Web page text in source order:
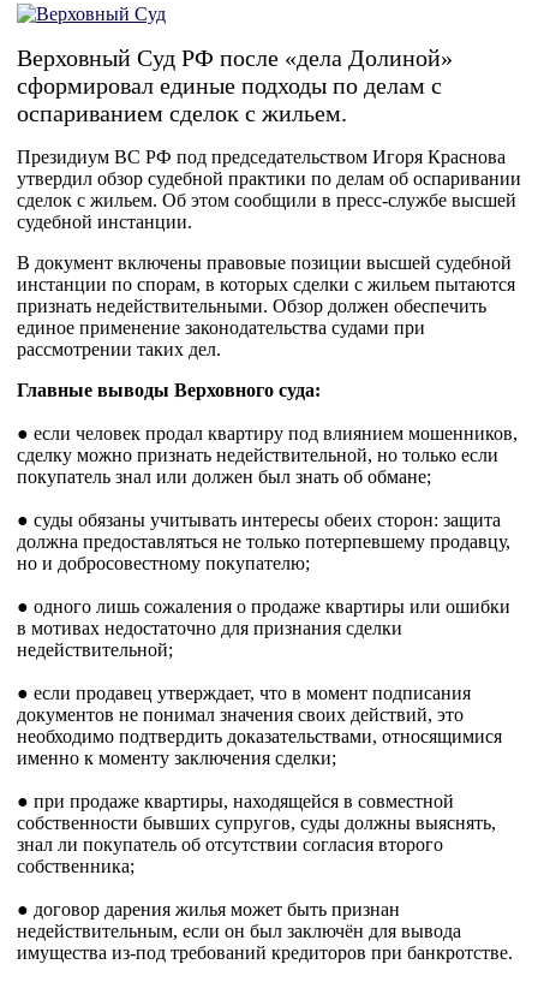
Верховный Суд РФ после «дела Долиной»
сформировал единые подходы по делам с
оспариванием сделок с жильем.
Президиум ВС РФ под председательством Игоря Краснова
утвердил обзор судебной практики по делам об оспаривании
сделок с жильем. Об этом сообщили в пресс-службе высшей
судебной инстанции.
В документ включены правовые позиции высшей судебной
инстанции по спорам, в которых сделки с жильем пытаются
признать недействительными. Обзор должен обеспечить
единое применение законодательства судами при
рассмотрении таких дел.
Главные выводы Верховного суда:
● если человек продал квартиру под влиянием мошенников,
сделку можно признать недействительной, но только если
покупатель знал или должен был знать об обмане;
● суды обязаны учитывать интересы обеих сторон: защита
должна предоставляться не только потерпевшему продавцу,
но и добросовестному покупателю;
● одного лишь сожаления о продаже квартиры или ошибки
в мотивах недостаточно для признания сделки
недействительной;
● если продавец утверждает, что в момент подписания
документов не понимал значения своих действий, это
необходимо подтвердить доказательствами, относящимися
именно к моменту заключения сделки;
● при продаже квартиры, находящейся в совместной
собственности бывших супругов, суды должны выяснять,
знал ли покупатель об отсутствии согласия второго
собственника;
● договор дарения жилья может быть признан
недействительным, если он был заключён для вывода
имущества из-под требований кредиторов при банкротстве.